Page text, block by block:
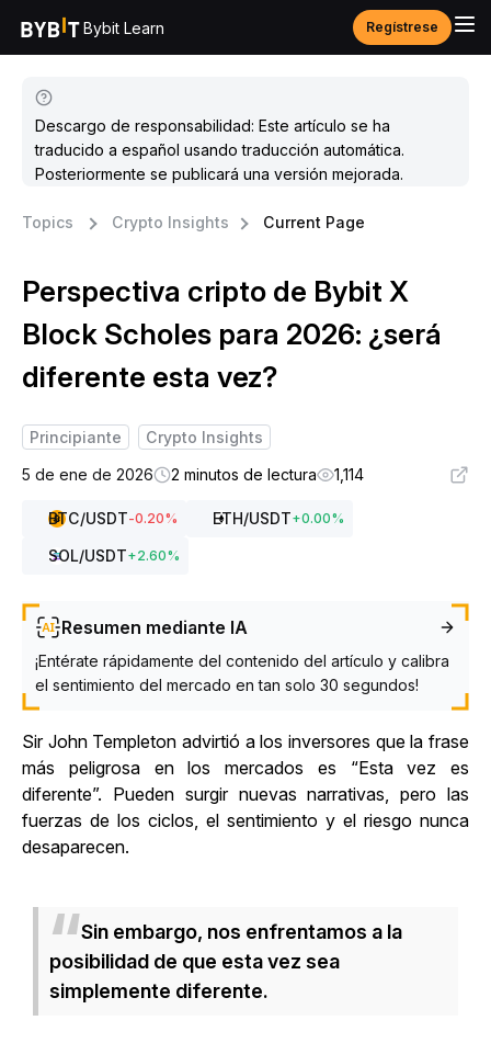
Bybit Learn Regístrese
Descargo de responsabilidad: Este artículo se ha
traducido a español usando traducción automática.
Posteriormente se publicará una versión mejorada.
Topics Crypto Insights Current Page
Perspectiva cripto de Bybit X
Block Scholes para 2026: ¿será
diferente esta vez?
Principiante
Crypto Insights
5 de ene de 2026
2 minutos de lectura 1,114
BTC/USDT-0.20% ETH/USDT+0.00%
SOL/USDT+2.60%
Resumen mediante IA
¡Entérate rápidamente del contenido del artículo y calibra
el sentimiento del mercado en tan solo 30 segundos!
Sir John Templeton advirtió a los inversores que la frase
más peligrosa en los mercados es “Esta vez es
diferente”. Pueden surgir nuevas narrativas, pero las
fuerzas de los ciclos, el sentimiento y el riesgo nunca
desaparecen.
Sin embargo, nos enfrentamos a la
posibilidad de que esta vez sea
simplemente diferente.